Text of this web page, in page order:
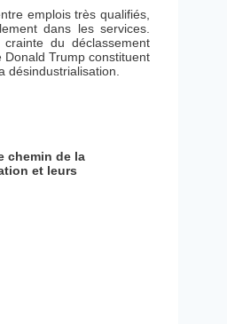
emplois très qualifiés,
dans les services.
du déclassement
Donald Trump constituent
désindustrialisation.
chemin de la
et leurs